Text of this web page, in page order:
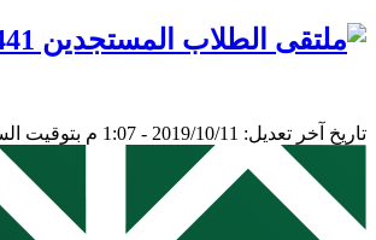
تاريخ آخر تعديل: 2019/10/11 - 1:07 م بتوقيت السعودية